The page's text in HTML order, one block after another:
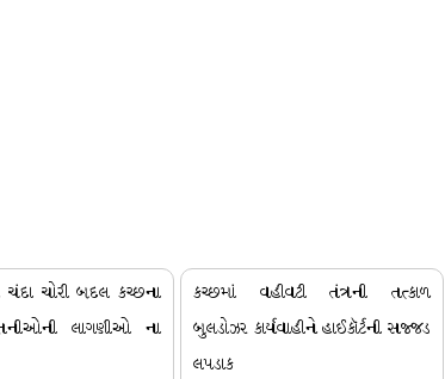
ચંદા ચોરી બદલ કચ્છના
લાગણીઓ ના
કચ્છમાં વહીવટી તંત્રની તત્કાળ
બુલડોઝર કાર્યવાહીને હાઈકૉર્ટની સજ્જડ
લપડાક